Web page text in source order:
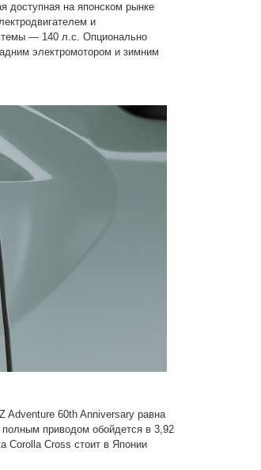
доступная на японском рынке
и
— 140 л.с. Опционально
электромотором и зимним
Adventure 60th Anniversary равна
приводом обойдется в 3,92
Corolla Cross стоит в Японии